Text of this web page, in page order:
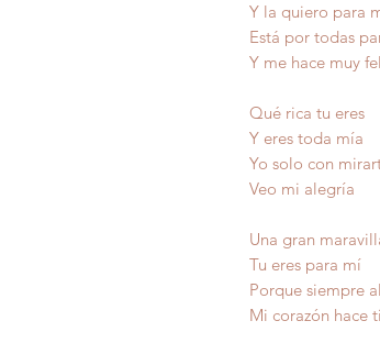
Y la quiero para
Está por todas
Y me hace muy
Qué rica tu eres
Y eres toda mía
Yo solo con
Veo mi alegría
Una gran
Tu eres para mí
Porque siempre
Mi corazón hace